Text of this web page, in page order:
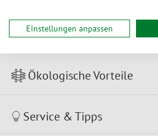
Zur Bestelltabelle ↑
Ökologische Vorteile
Service & Tipps
Einstellungen anpassen